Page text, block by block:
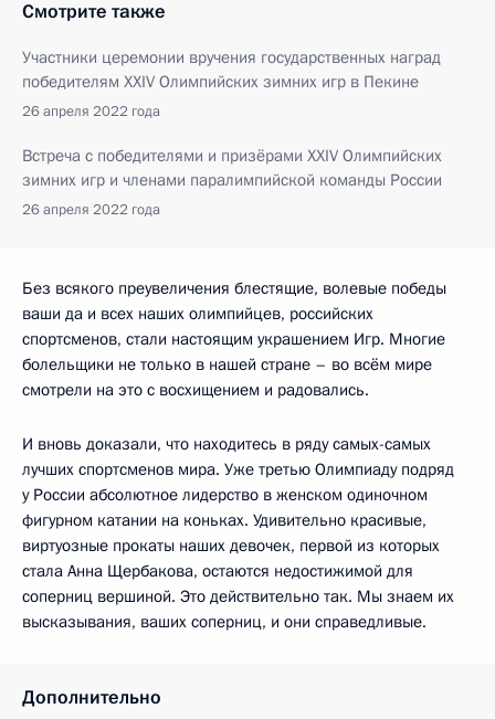
Смотрите также
Участники церемонии вручения государственных наград
победителям XXIV Олимпийских зимних игр в Пекине
26 апреля 2022 года
Встреча с победителями и призёрами XXIV Олимпийских
зимних игр и членами паралимпийской команды России
26 апреля 2022 года
Без всякого преувеличения блестящие, волевые победы
ваши да и всех наших олимпийцев, российских
спортсменов, стали настоящим украшением Игр. Многие
болельщики не только в нашей стране – во всём мире
смотрели на это с восхищением и радовались.
И вновь доказали, что находитесь в ряду самых-самых
лучших спортсменов мира. Уже третью Олимпиаду подряд
у России абсолютное лидерство в женском одиночном
фигурном катании на коньках. Удивительно красивые,
виртуозные прокаты наших девочек, первой из которых
стала Анна Щербакова, остаются недостижимой для
соперниц вершиной. Это действительно так. Мы знаем их
высказывания, ваших соперниц, и они справедливые.
Дополнительно